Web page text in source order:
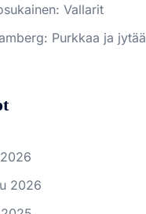
: Vallarit
: Purkkaa ja jytää
2026